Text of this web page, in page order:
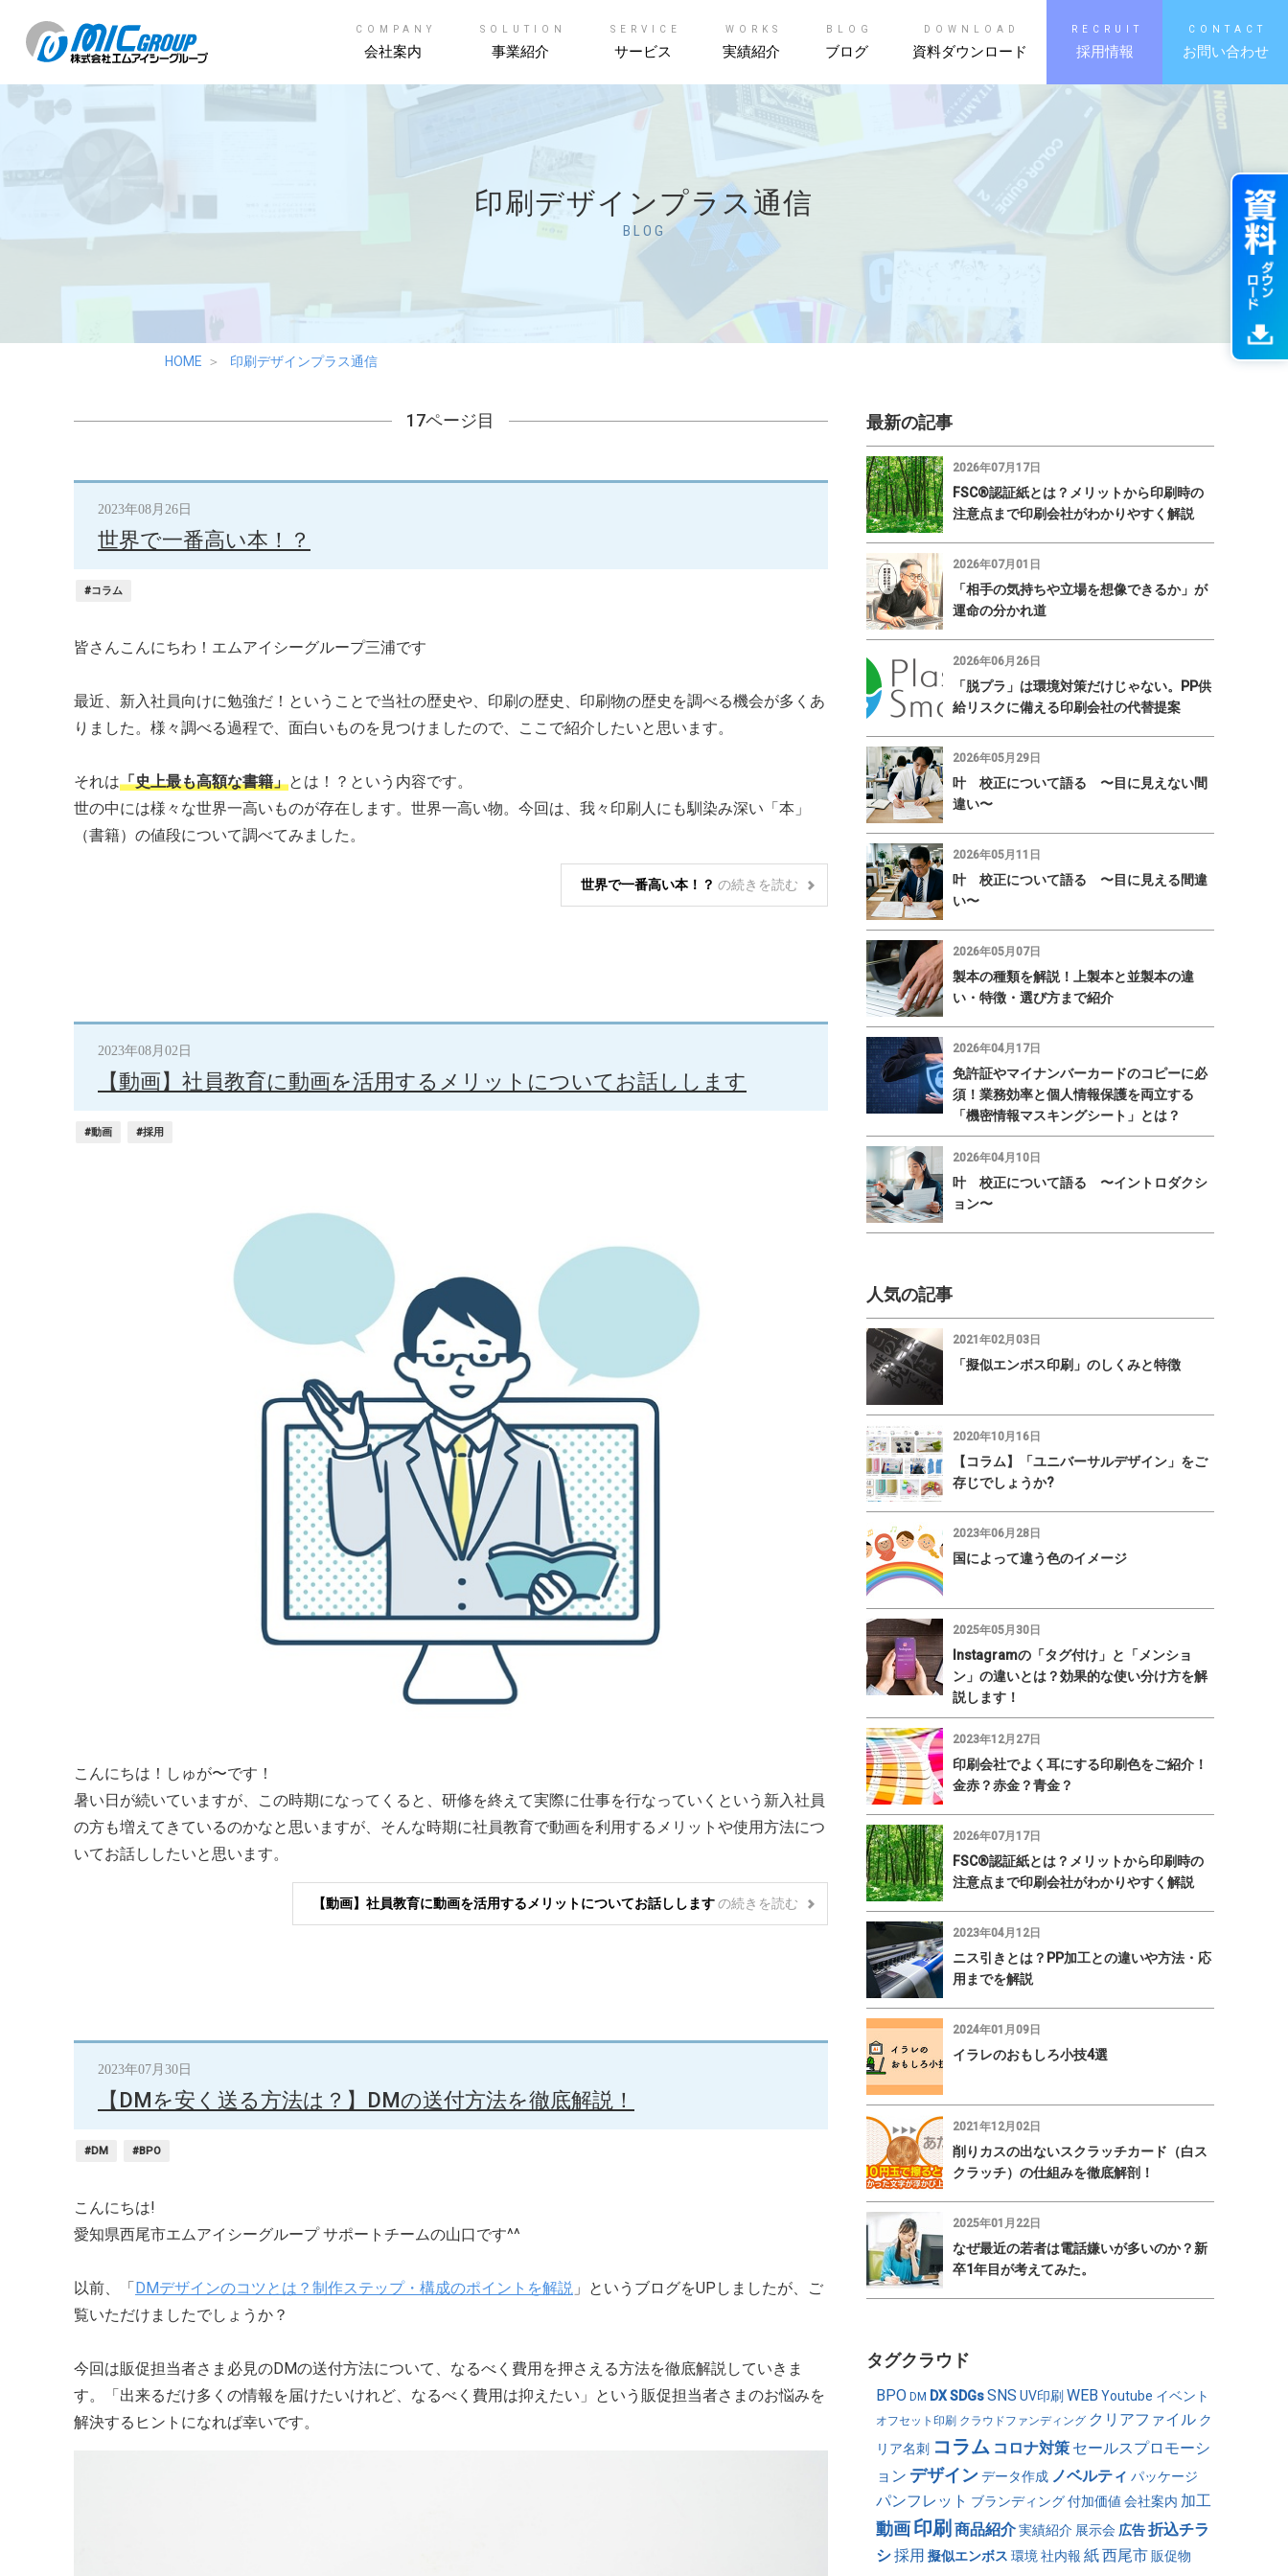
COMPANY
会社案内
SOLUTION
事業紹介
SERVICE
サービス
WORKS
実績紹介
BLOG
ブログ
DOWNLOAD
資料ダウンロード
RECRUIT
採用情報
CONTACT
お問い合わせ
印刷デザインプラス通信
BLOG
HOME 印刷デザインプラス通信
17ページ目
2023年08月26日
世界で一番高い本！？
#コラム
皆さんこんにちわ！エムアイシーグループ三浦です
最近、新入社員向けに勉強だ！ということで当社の歴史や、印刷の歴史、印刷物の歴史を調べる機会が多くあ
りました。様々調べる過程で、面白いものを見つけましたので、ここで紹介したいと思います。
それは「史上最も高額な書籍」とは！？という内容です。
世の中には様々な世界一高いものが存在します。世界一高い物。今回は、我々印刷人にも馴染み深い「本」
（書籍）の値段について調べてみました。
世界で一番高い本！？ の続きを読む
2023年08月02日
【動画】社員教育に動画を活用するメリットについてお話しします
#動画 #採用
こんにちは！しゅが〜です！
暑い日が続いていますが、この時期になってくると、研修を終えて実際に仕事を行なっていくという新入社員
の方も増えてきているのかなと思いますが、そんな時期に社員教育で動画を利用するメリットや使用方法につ
いてお話ししたいと思います。
【動画】社員教育に動画を活用するメリットについてお話ししますの続きを読む
2023年07月30日
【DMを安く送る方法は？】DMの送付方法を徹底解説！
#DM #BPO
こんにちは!
愛知県西尾市エムアイシーグループ サポートチームの山口です^^
以前、「DMデザインのコツとは？制作ステップ・構成のポイントを解説 」というブログをUPしましたが、ご
覧いただけましたでしょうか？
今回は販促担当者さま必見のDMの送付方法について、なるべく費用を押さえる方法を徹底解説していきま
す。「出来るだけ多くの情報を届けたいけれど、なるべく費用は抑えたい」という販促担当者さまのお悩みを
解決するヒントになれば幸いです。
最新の記事
2026年07月17日
FSC®認証紙とは？メリットから印刷時の
注意点まで印刷会社がわかりやすく解説
2026年07月01日
「相手の気持ちや立場を想像できるか」が
運命の分かれ道
2026年06月26日
「脱プラ」は環境対策だけじゃない。PP供
給リスクに備える印刷会社の代替提案
2026年05月29日
叶 校正について語る 〜目に見えない間
違い〜
2026年05月11日
叶 校正について語る 〜目に見える間違
い〜
2026年05月07日
製本の種類を解説！上製本と並製本の違
い・特徴・選び方まで紹介
2026年04月17日
免許証やマイナンバーカードのコピーに必
須！業務効率と個人情報保護を両立する
「機密情報マスキングシート」とは？
2026年04月10日
叶 校正について語る 〜イントロダクシ
ョン〜
人気の記事
2021年02月03日
「擬似エンボス印刷」のしくみと特徴
2020年10月16日
【コラム】「ユニバーサルデザイン」をご
存じでしょうか?
2023年06月28日
国によって違う色のイメージ
2025年05月30日
Instagramの「タグ付け」と「メンショ
ン」の違いとは？効果的な使い分け方を解
説します！
2023年12月27日
印刷会社でよく耳にする印刷色をご紹介！
金赤？赤金？青金？
2026年07月17日
FSC®認証紙とは？メリットから印刷時の
注意点まで印刷会社がわかりやすく解説
2023年04月12日
ニス引きとは？PP加工との違いや方法・応
用までを解説
2024年01月09日
イラレのおもしろ小技4選
2021年12月02日
削りカスの出ないスクラッチカード（白ス
クラッチ）の仕組みを徹底解剖！
2025年01月22日
なぜ最近の若者は電話嫌いが多いのか？新
卒1年目が考えてみた。
タグクラウド
BPO DM DX SDGs SNS UV印刷 WEB Youtube イベント
オフセット印刷 クラウドファンディング クリアファイル ク
リア名刺 コラム コロナ対策 セールスプロモーシ
ョン デザイン データ作成 ノベルティ パッケージ
パンフレット ブランディング 付加価値 会社案内 加工
動画 印刷 商品紹介 実績紹介 展示会 広告 折込チラ
シ採用 擬似エンボス 環境 社内報 紙西尾市 販促物